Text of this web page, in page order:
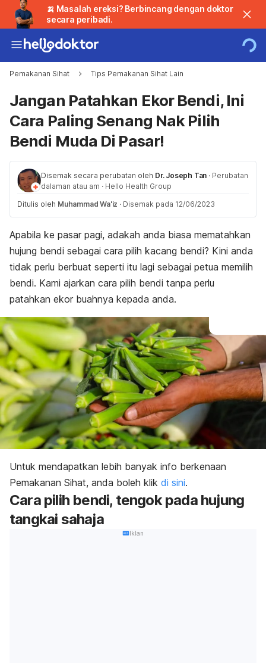
🍌 Masalah ereksi? Berbincang dengan doktor
secara peribadi.
Pemakanan Sihat Tips Pemakanan Sihat Lain
Jangan Patahkan Ekor Bendi, Ini
Cara Paling Senang Nak Pilih
Bendi Muda Di Pasar!
Disemak secara perubatan oleh Dr. Joseph Tan · Perubatan
dalaman atau am · Hello Health Group
Ditulis oleh Muhammad Wa'iz · Disemak pada 12/06/2023
Apabila ke pasar pagi, adakah anda biasa mematahkan
hujung bendi sebagai cara pilih kacang bendi? Kini anda
tidak perlu berbuat seperti itu lagi sebagai petua memilih
bendi. Kami ajarkan cara pilih bendi tanpa perlu
patahkan ekor buahnya kepada anda.
Untuk mendapatkan lebih banyak info berkenaan
Pemakanan Sihat, anda boleh klik di sini.
Cara pilih bendi, tengok pada hujung
tangkai sahaja
Iklan